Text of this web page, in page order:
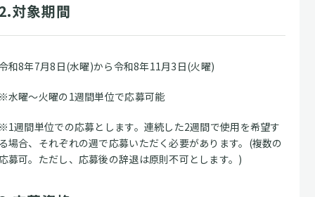
対象期間
和8年7月8日(水曜)から令和8年11月3日(火曜)
水曜～火曜の1週間単位で応募可能
週間単位での応募とします。連続した2週間で使用を希望す
場合、それぞれの週で応募いただく必要があります。(複数の
募可。ただし、応募後の辞退は原則不可とします。)